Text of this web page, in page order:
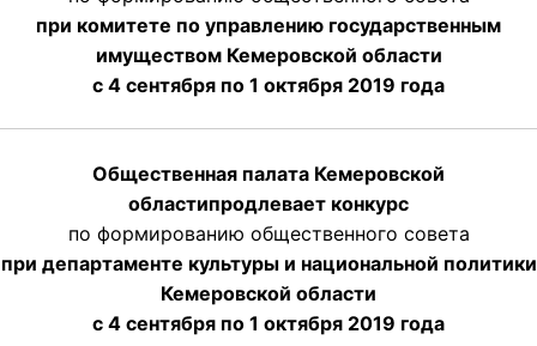
при комитете по управлению государственным
имуществом Кемеровской области
с 4 сентября по 1 октября 2019 года
Общественная палата Кемеровской
областипродлевает конкурс
по формированию общественного совета
при департаменте культуры и национальной политики
Кемеровской области
с 4 сентября по 1 октября 2019 года